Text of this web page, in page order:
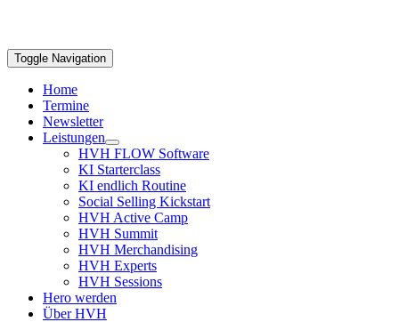
Toggle Navigation
Home
Termine
Newsletter
Leistungen
HVH FLOW Software
KI Starterclass
KI endlich Routine
Social Selling Kickstart
HVH Active Camp
HVH Summit
HVH Merchandising
HVH Experts
HVH Sessions
Hero werden
Über HVH